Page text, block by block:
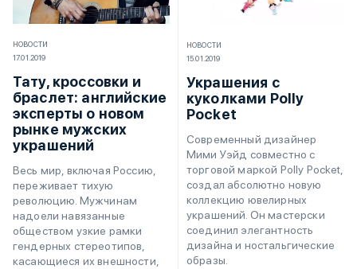
НОВОСТИ
17.01.2019
Тату, кроссовки и
браслет: английские
эксперты о новом
рынке мужских
украшений
Весь мир, включая Россию,
переживает тихую
революцию. Мужчинам
надоели навязанные
обществом узкие рамки
гендерных стереотипов,
касающиеся их внешности,
НОВОСТИ
15.01.2019
Украшения с
куколками Polly
Pocket
Современный дизайнер
Мими Уэйд совместно с
торговой маркой Polly Pocket,
создал абсолютно новую
коллекцию ювелирных
украшений. Он мастерски
соединил элегантность
дизайна и ностальгические
образы.